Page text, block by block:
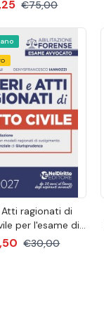
€75,00
Atti ragionati di
per l'esame di
2026-2027
€30,00